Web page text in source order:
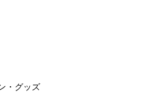
・グッズ